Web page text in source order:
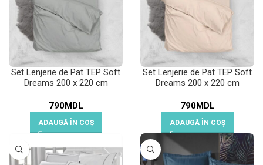
Set Lenjerie de Pat TEP Soft
Dreams 200 x 220 cm
790MDL
ADAUGĂ ÎN COȘ
Set Lenjerie de Pat TEP Soft
Dreams 200 x 220 cm
790MDL
ADAUGĂ ÎN COȘ